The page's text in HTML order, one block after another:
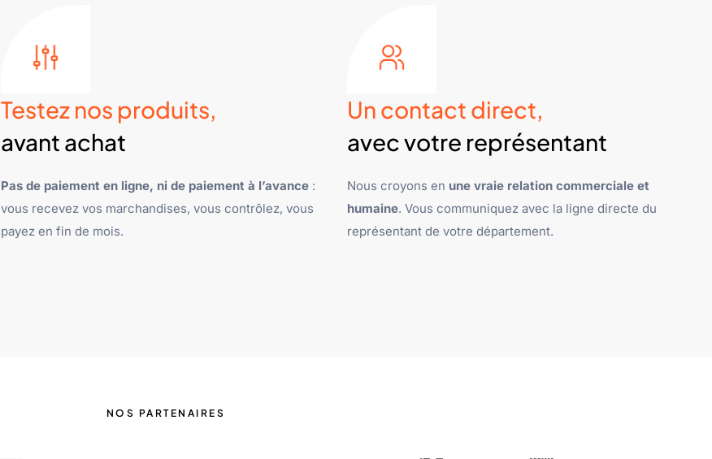
Testez nos produits,
avant achat
Pas de paiement en ligne, ni de paiement à l’avance:
vous recevez vos marchandises, vous contrôlez, vous
payez en fin de mois.
Un contact direct,
avec votre représentant
Nous croyons en une vraie relation commerciale et
humaine. Vous communiquez avec la ligne directe du
représentant de votre département.
NOS PARTENAIRES